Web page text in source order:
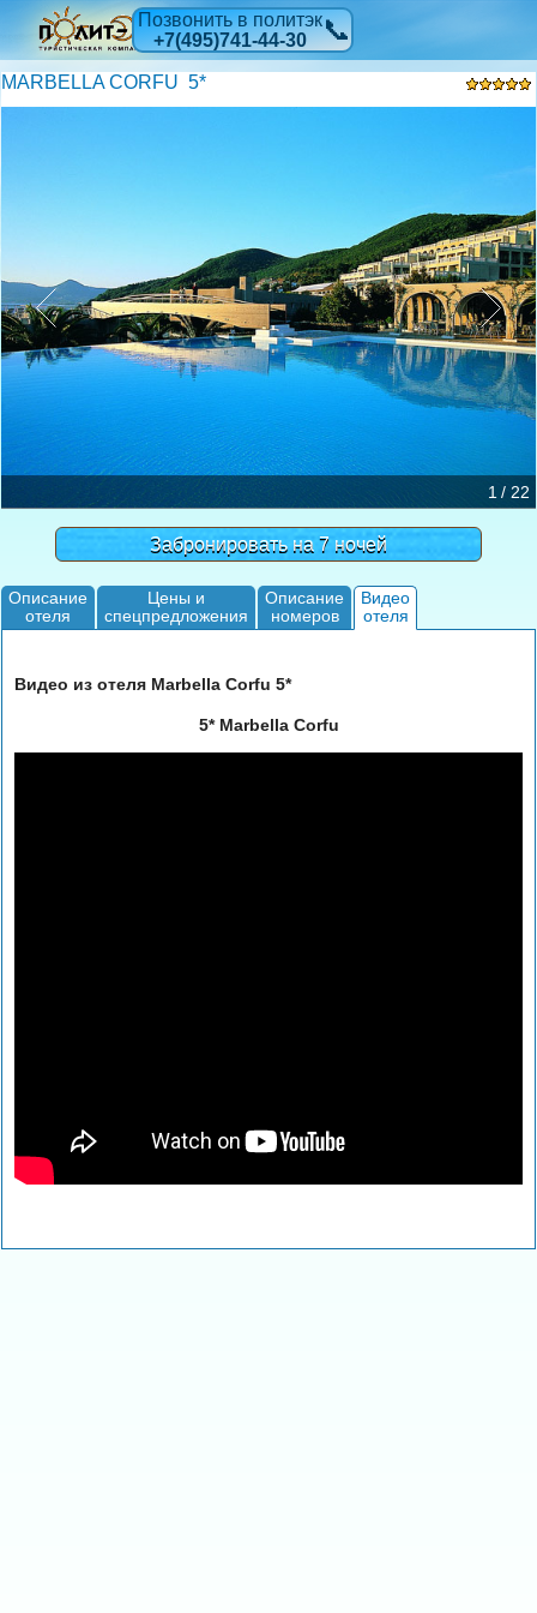
Позвонить в политэк
+7(495)741-44-30
📞
MARBELLA CORFU 5*
1 / 22
Забронировать на 7 ночей
Описание
отеля
Цены и
спецпредложения
Описание
номеров
Видео
отеля
Видео из отеля Marbella Corfu 5*
5* Marbella Corfu